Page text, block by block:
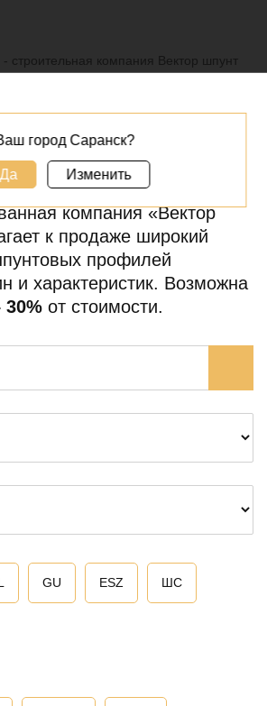
В
компания «Вектор
к продаже широкий
профилей
и характеристик. Возможна
30% от стоимости.
GU ESZ ШС
город Саранск?
Да Изменить